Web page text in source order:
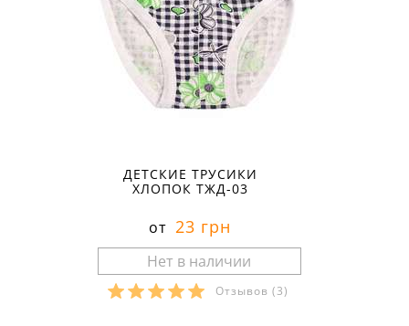
ДЕТСКИЕ ТРУСИКИ
ХЛОПОК ТЖД-03
от 23 грн
Отзывов (3)